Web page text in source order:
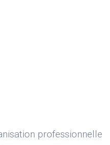
professionnelle